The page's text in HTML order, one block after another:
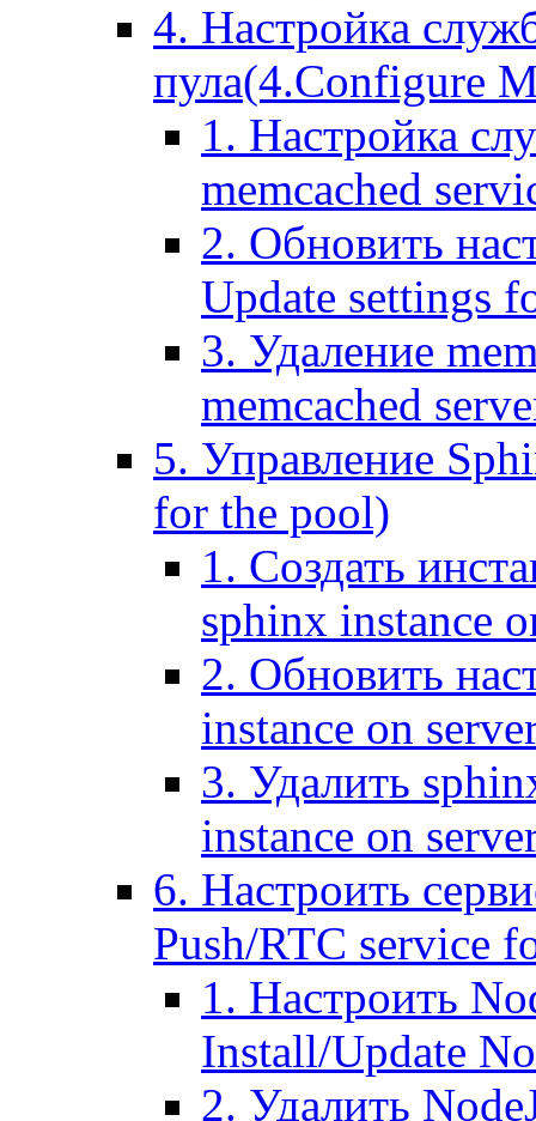
4. Настройка
пула(4.Configure
1. Настройка
memcached
2. Обновить
Update settings
3. Удаление
memcached
5. Управление
for the pool)
1. Создать
sphinx instance
2. Обновить
instance on
3. Удалить
instance on
6. Настроить
Push/RTC service
1. Настроить
Install/Update
2. Удалить